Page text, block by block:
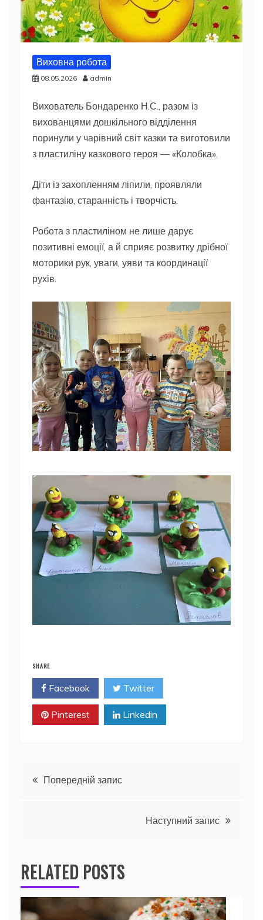
Виховна робота
08.05.2026 admin
Вихователь Бондаренко Н.С., разом із
вихованцями дошкільного відділення
поринули у чарівний світ казки та виготовили
з пластиліну казкового героя — «Колобка».
Діти із захопленням ліпили, проявляли
фантазію, старанність і творчість.
Робота з пластиліном не лише дарує
позитивні емоції, а й сприяє розвитку дрібної
моторики рук, уваги, уяви та координації
рухів.
SHARE
Facebook Twitter
Pinterest Linkedin
Навігація
Попередній запис
Наступний запис
RELATED POSTS